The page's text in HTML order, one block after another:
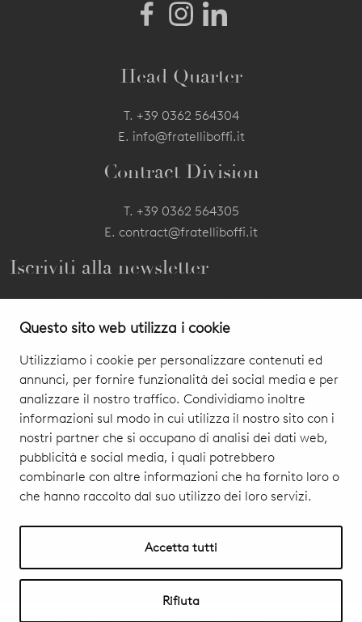
Questo sito web utilizza i cookie
Utilizziamo i cookie per personalizzare contenuti ed
annunci, per fornire funzionalità dei social media e per
analizzare il nostro traffico. Condividiamo inoltre
informazioni sul modo in cui utilizza il nostro sito con i
nostri partner che si occupano di analisi dei dati web,
pubblicità e social media, i quali potrebbero
combinarle con altre informazioni che ha fornito loro o
che hanno raccolto dal suo utilizzo dei loro servizi.
Accetta tutti
Rifiuta
Head Quarter
T. +39 0362 564304
E. info@fratelliboffi.it
Contract Division
T. +39 0362 564305
E. contract@fratelliboffi.it
Iscriviti alla newsletter
dei nostri prodotti ed eventi.
Acconsento al trattamento dei dati personaliPrivacy Policy & Cookie